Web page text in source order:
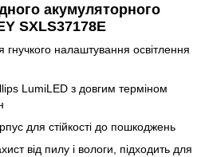
акумуляторного
SXLS37178E
гнучкого налаштування освітлення
LumiLED з довгим терміном
для стійкості до пошкоджень
від пилу і вологи, підходить для